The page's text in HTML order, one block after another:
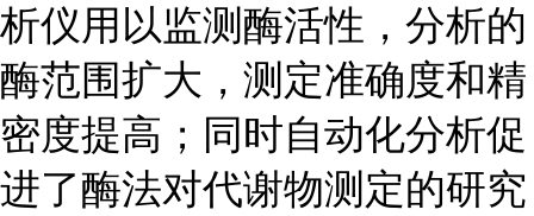
析仪用以监测酶活性，分析的
酶范围扩大，测定准确度和精
密度提高；同时自动化分析促
进了酶法对代谢物测定的研究